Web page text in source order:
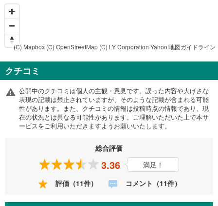
(C) Mapbox (C) OpenStreetMap (C) LY Corporation Yahoo!地図ガイドライン
クチコミ
公開中のクチコミは個人の主観・意見です。誤った内容や大げさな
表現の記載は禁止されていますが、そのような記載が含まれる可能
性があります。また、クチコミの情報は投稿時点の情報であり、現
在の状況とは異なる可能性があります。ご理解いただいた上で本サ
ービスをご利用いただきますようお願いいたします。
総合評価
3.36
満足！
評価（11件）
コメント（11件）